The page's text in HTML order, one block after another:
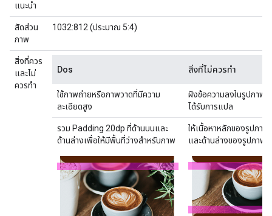
แนะนำ
สัดส่วน
ภาพ
1032:812 (ประมาณ 5:4)
สิ่งที่ควร
และไม่
ควรทำ
Dos สิ่งที่ไม่ควรทำ
ใช้ภาพถ่ายหรือภาพวาดที่มีความ
ละเอียดสูง
ฝังข้อความลงในรูปภาพ เ
ได้รับการแปล
รวม Padding 20dp ที่ด้านบนและ
ด้านล่างเพื่อให้มีพื้นที่ว่างสำหรับภาพ
ให้เนื้อหาหลักของรูปภาพ
และด้านล่างของรูปภาพ